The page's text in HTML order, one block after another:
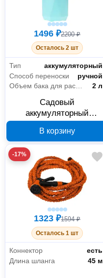
1496 ₽2200 ₽
Осталось 2 шт
Тип
аккумуляторный
Способ переноски
ручной
Объем бака для расп.вещ
2 л
Садовый
аккумуляторный
сезона 2 л 62-0269
В корзину
-17%
1323 ₽1594 ₽
Осталось 1 шт
Коннектор
есть
Длина шланга
45 м